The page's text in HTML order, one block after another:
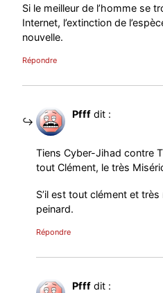
Si le meilleur de l’homme se
Internet, l’extinction de
nouvelle.
Répondre
Pfff dit :
Tiens Cyber-Jihad contre
tout Clément, le très
S’il est tout clément et
peinard.
Répondre
Pfff dit :